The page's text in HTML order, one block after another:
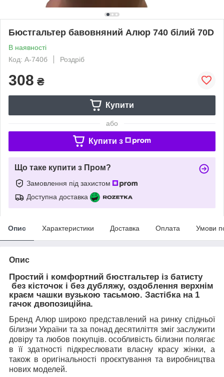
Бюстгальтер бавовняний Алюр 740 білий 70D
В наявності
Код: А-740б
Роздріб
308 ₴
Купити
або
Купити з
Що таке купити з Пром?
Замовлення під захистом
Доступна доставка
Опис Характеристики Доставка Оплата Умови
Опис
Простий і комфортний бюстгальтер із батисту
без кісточок і без дубляжу, оздоблення верхнім
краєм чашки вузькою тасьмою. Застібка на 1
гачок двопозиційна.
Бренд Алюр широко представлений на ринку спідньої
білизни України та за понад десятиліття зміг заслужити
довіру та любов покупців. особливість білизни полягає
в її здатності підкреслювати власну красу жінки, а
також в оригінальності проєктування та виробництва
нових моделей.